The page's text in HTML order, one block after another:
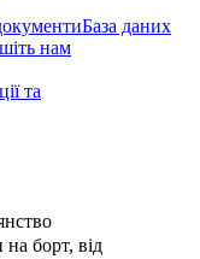
База даних
нам
та
борт, від